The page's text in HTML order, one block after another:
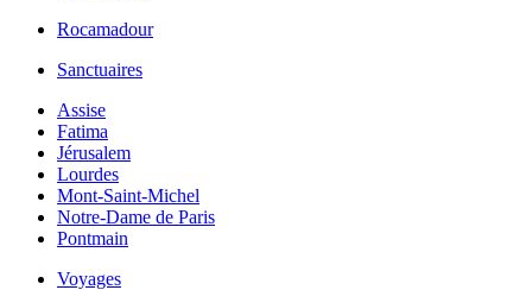
Rocamadour
Sanctuaires
Assise
Fatima
Jérusalem
Lourdes
Mont-Saint-Michel
Notre-Dame de Paris
Pontmain
Voyages